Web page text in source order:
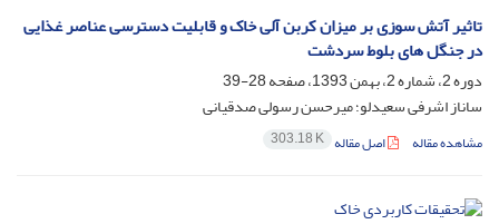
تاثیر آتش سوزی بر میزان کربن آلی خاک و قابلیت دسترسی عناصر غذایی
در جنگل های بلوط سردشت
دوره 2، شماره 2، بهمن 1393، صفحه
28-39
ساناز اشرفی سعیدلو؛ میرحسن رسولی صدقیانی
مشاهده مقاله اصل مقاله 303.18 K